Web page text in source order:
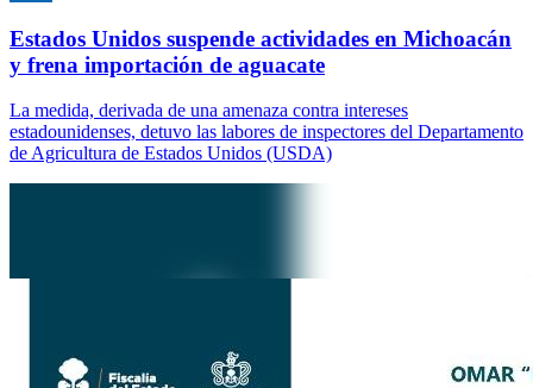
Estados Unidos suspende actividades en Michoacán
y frena importación de aguacate
La medida, derivada de una amenaza contra intereses
estadounidenses, detuvo las labores de inspectores del Departamento
de Agricultura de Estados Unidos (USDA)